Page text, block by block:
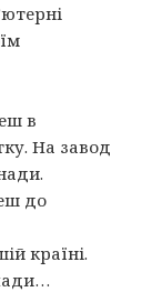
в
На завод
до
країні.